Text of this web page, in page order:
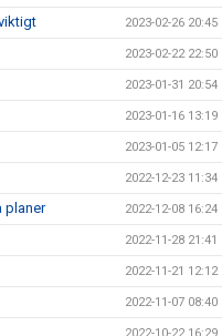
2023-02-26 20:45
2023-02-22 22:50
2023-01-31 20:54
2023-01-16 13:19
2023-01-05 12:17
2022-12-23 11:34
planer 2022-12-08 16:24
2022-11-28 21:41
2022-11-21 12:12
2022-11-07 08:40